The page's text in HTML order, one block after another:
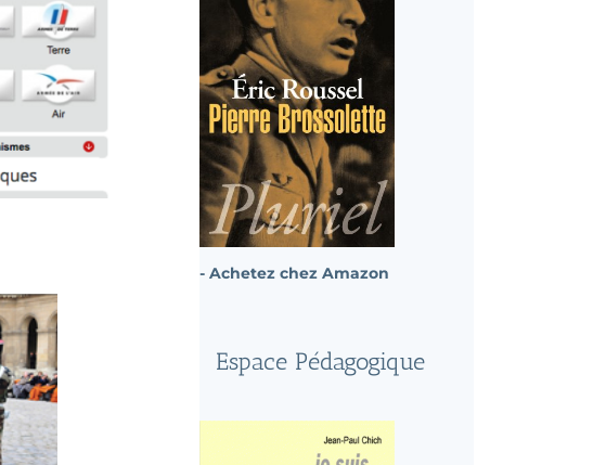
- Achetez chez Amazon
Espace Pédagogique